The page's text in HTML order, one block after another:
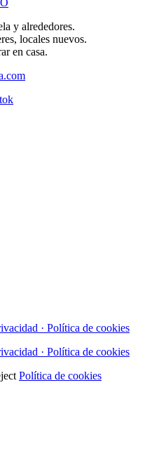
y alrededores.
locales nuevos.
en casa.
· Política de cookies
· Política de cookies
Política de cookies